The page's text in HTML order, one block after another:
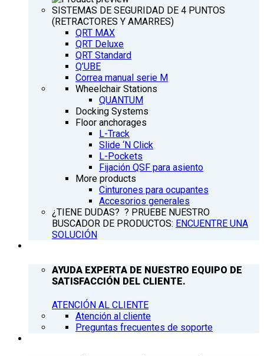
SISTEMAS DE SEGURIDAD DE 4 PUNTOS
(RETRACTORES Y AMARRES)
QRT MAX
QRT Deluxe
QRT Standard
Q’UBE
Correa manual serie M
Wheelchair Stations
QUANTUM
Docking Systems
Floor anchorages
L-Track
Slide ‘N Click
L-Pockets
Fijación QSF para asiento
More products
Cinturones para ocupantes
Accesorios generales
¿TIENE DUDAS? ? PRUEBE NUESTRO
BUSCADOR DE PRODUCTOS: ENCUENTRE UNA
SOLUCIÓN
AYUDA EXPERTA DE NUESTRO EQUIPO DE
SATISFACCIÓN DEL CLIENTE.
ATENCIÓN AL CLIENTE
Atención al cliente
Preguntas frecuentes de soporte